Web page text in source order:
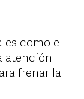
como el
atención
frenar la